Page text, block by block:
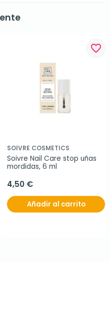
favorite_border
SOIVRE COSMETICS
Soivre Nail Care stop uñas
mordidas, 6 ml
4,50 €
Añadir al carrito